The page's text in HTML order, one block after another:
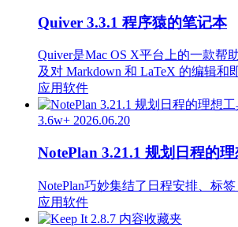
Quiver 3.3.1 程序猿的笔记本
Quiver是Mac OS X平台上的一款
及对 Markdown 和 LaTeX 的编辑和
应用软件
3.6w+ 2026.06.20
NotePlan 3.21.1 规划日程的
NotePlan巧妙集结了日程安排、标
应用软件